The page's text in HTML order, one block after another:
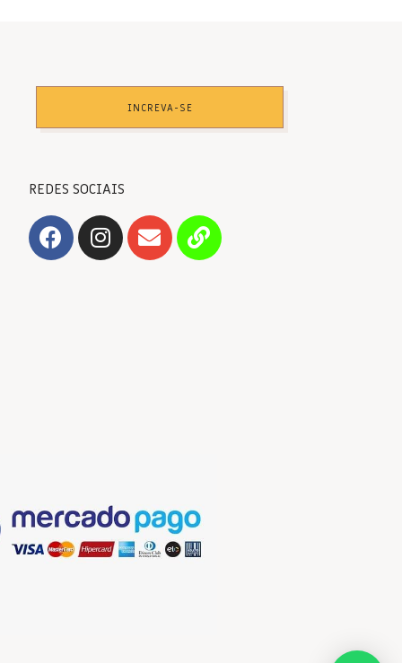
INCREVA-SE
REDES SOCIAIS